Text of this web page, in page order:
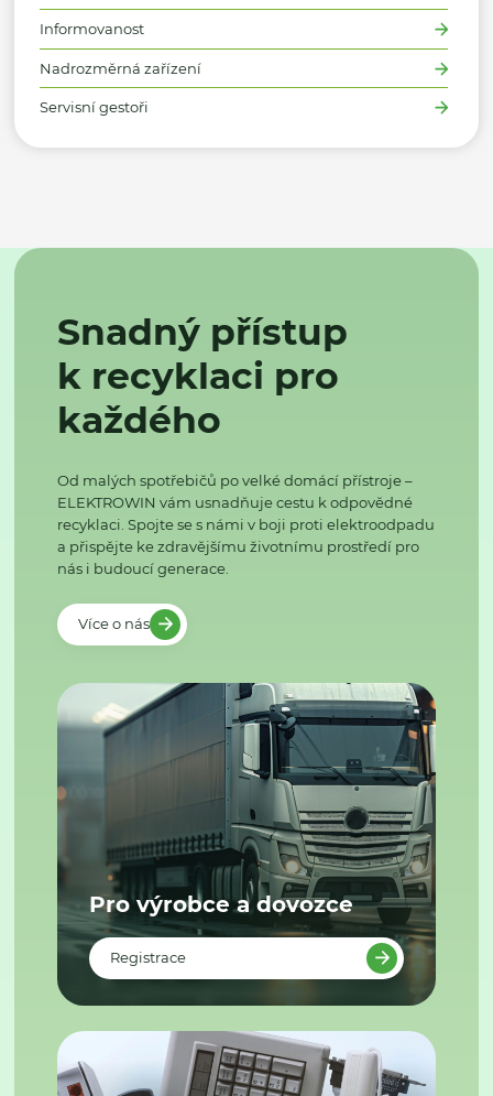
Informovanost
Nadrozměrná zařízení
Servisní gestoři
Snadný přístup
k recyklaci pro
každého
Od malých spotřebičů po velké domácí přístroje –
ELEKTROWIN vám usnadňuje cestu k odpovědné
recyklaci. Spojte se s námi v boji proti elektroodpadu
a přispějte ke zdravějšímu životnímu prostředí pro
nás i budoucí generace.
Více o nás
Pro výrobce a dovozce
Registrace